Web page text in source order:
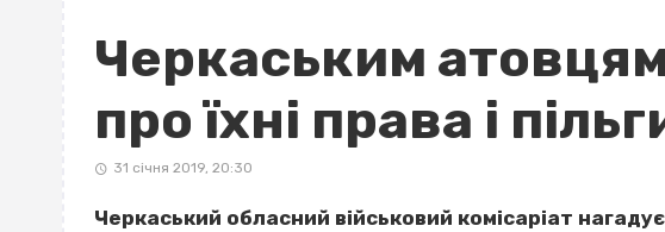
Черкаським
про їхні права і
31 січня 2019, 20:30
Черкаський обласний військовий комісаріат